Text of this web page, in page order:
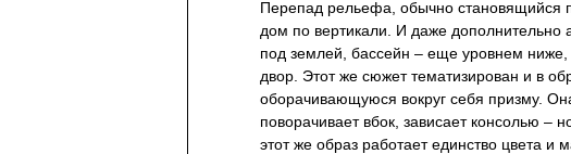
Перепад рельефа, обычно становящийся
дом по вертикали. И даже дополнительно
под землей, бассейн – еще уровнем ниже,
двор. Этот же сюжет тематизирован и в
оборачивающуюся вокруг себя призму.
поворачивает вбок, зависает консолью –
этот же образ работает единство цвета и